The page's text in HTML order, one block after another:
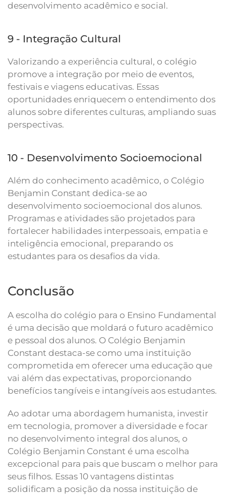
desenvolvimento acadêmico e social.
9 - Integração Cultural
Valorizando a experiência cultural, o colégio
promove a integração por meio de eventos,
festivais e viagens educativas. Essas
oportunidades enriquecem o entendimento dos
alunos sobre diferentes culturas, ampliando suas
perspectivas.
10 - Desenvolvimento Socioemocional
Além do conhecimento acadêmico, o Colégio
Benjamin Constant dedica-se ao
desenvolvimento socioemocional dos alunos.
Programas e atividades são projetados para
fortalecer habilidades interpessoais, empatia e
inteligência emocional, preparando os
estudantes para os desafios da vida.
Conclusão
A escolha do colégio para o Ensino Fundamental
é uma decisão que moldará o futuro acadêmico
e pessoal dos alunos. O Colégio Benjamin
Constant destaca-se como uma instituição
comprometida em oferecer uma educação que
vai além das expectativas, proporcionando
benefícios tangíveis e intangíveis aos estudantes.
Ao adotar uma abordagem humanista, investir
em tecnologia, promover a diversidade e focar
no desenvolvimento integral dos alunos, o
Colégio Benjamin Constant é uma escolha
excepcional para pais que buscam o melhor para
seus filhos. Essas 10 vantagens distintas
solidificam a posição da nossa instituição de